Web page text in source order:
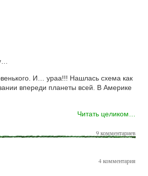
И… ураа!!! Нашлась схема как
впереди планеты всей. В Америке
Читать целиком…
9 комментариев
4 комментария